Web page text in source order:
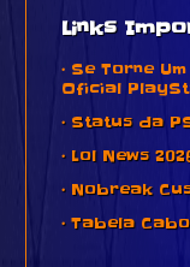
Links
• Se Torne
Oficial
• Status da
• Lol News
• Nobreak
• Tabela